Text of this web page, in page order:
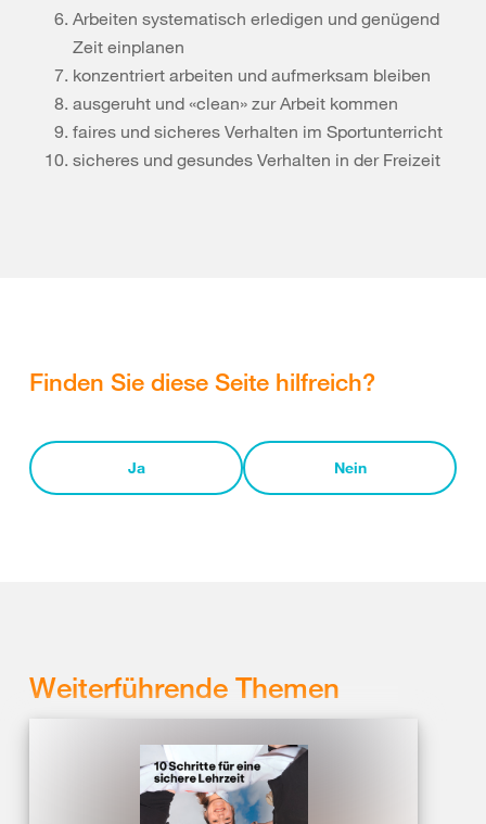
Arbeiten systematisch erledigen und genügend
Zeit einplanen
konzentriert arbeiten und aufmerksam bleiben
ausgeruht und «clean» zur Arbeit kommen
faires und sicheres Verhalten im Sportunterricht
sicheres und gesundes Verhalten in der Freizeit
Finden Sie diese Seite hilfreich?
Ja Nein
Weiterführende Themen